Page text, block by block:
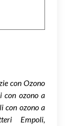
con Ozono
con ozono a
con ozono a
Empoli,